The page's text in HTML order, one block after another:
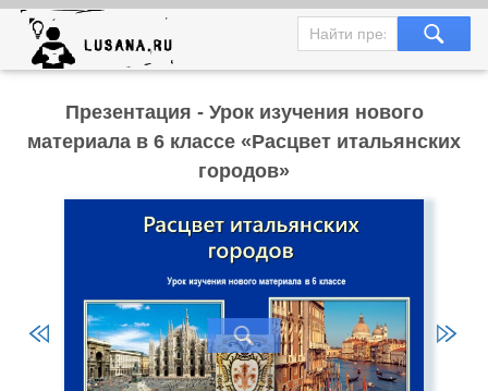
Презентация - Урок изучения нового
материала в 6 классе «Расцвет итальянских
городов»